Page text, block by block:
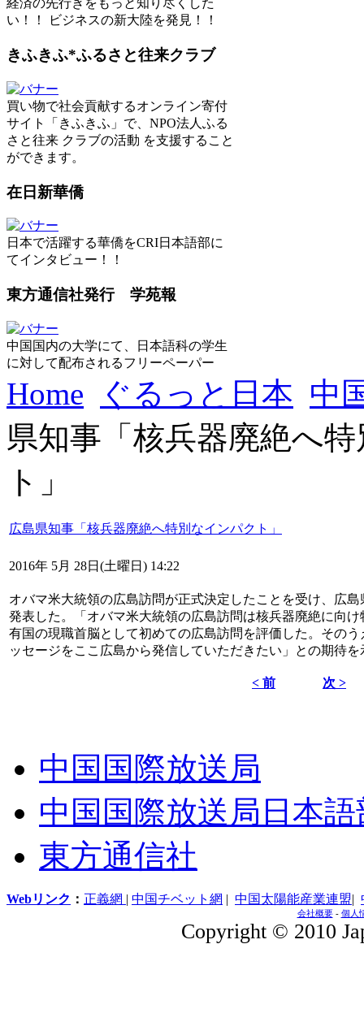
経済の先行きをもっと知り尽くした
い！！ ビジネスの新大陸を発見！！
きふきふ*ふるさと往来クラブ
買い物で社会貢献するオンライン寄付
サイト「きふきふ」で、NPO法人ふる
さと往来 クラブの活動 を支援すること
ができます。
在日新華僑
日本で活躍する華僑をCRI日本語部に
てインタビュー！！
東方通信社発行 学苑報
中国国内の大学にて、日本語科の学生
に対して配布されるフリーペーパー
Home ぐるっと日本 中
県知事「核兵器廃絶へ
ト」
広島県知事「核兵器廃絶へ特別なインパクト」
2016年 5月 28日(土曜日) 14:22
オバマ米大統領の広島訪問が正式決定したことを受け、広
発表した。「オバマ米大統領の広島訪問は核兵器廃絶に向
有国の現職首脳として初めての広島訪問を評価した。その
ッセージをここ広島から発信していただきたい」との期待を
< 前 次 >
中国国際放送局
中国国際放送局日本語
東方通信社
Webリンク ： 正義網 | 中国チベット網 | 中国太陽能産業連盟|
会社概要- 個人
Copyright © 2010